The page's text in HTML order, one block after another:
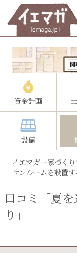
資金計画
設備
イエマガー家づく
サンルームを設置す
口コミ「夏
り」